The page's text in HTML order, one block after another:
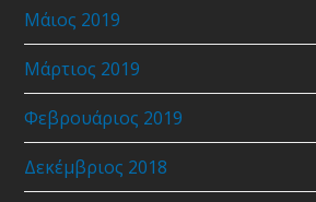
Μάιος 2019
Μάρτιος 2019
Φεβρουάριος 2019
Δεκέμβριος 2018